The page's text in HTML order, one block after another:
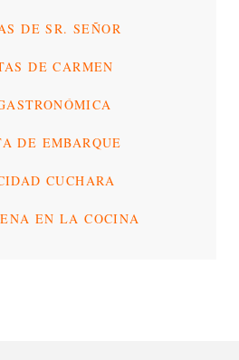
DE SR. SEÑOR
DE CARMEN
DE EMBARQUE
CUCHARA
EN LA COCINA